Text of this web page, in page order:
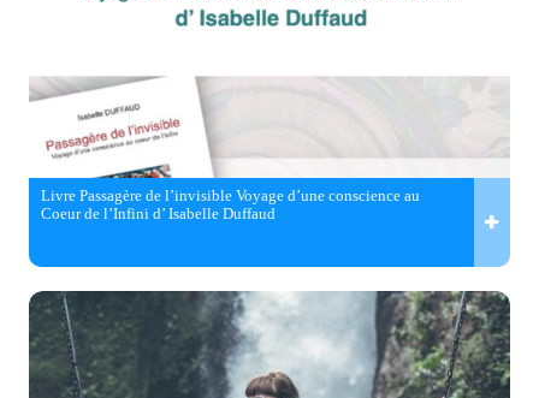
Livre Passagère de l’invisible Voyage d’une conscience au
Coeur de l’Infini d’ Isabelle Duffaud